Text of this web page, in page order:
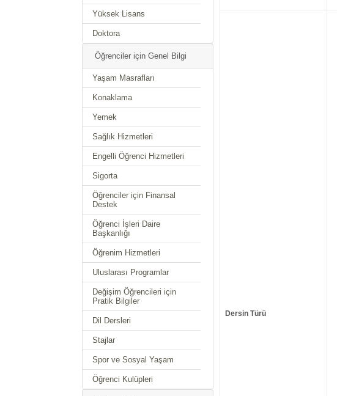
Yüksek Lisans
Doktora
Öğrenciler için Genel Bilgi
Yaşam Masrafları
Konaklama
Yemek
Sağlık Hizmetleri
Engelli Öğrenci Hizmetleri
Sigorta
Öğrenciler için Finansal
Destek
Öğrenci İşleri Daire
Başkanlığı
Öğrenim Hizmetleri
Uluslarası Programlar
Değişim Öğrencileri için
Pratik Bilgiler
Dil Dersleri
Stajlar
Spor ve Sosyal Yaşam
Öğrenci Kulüpleri
Dersin Türü